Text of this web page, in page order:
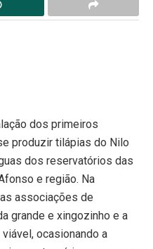
dos primeiros
produzir tilápias do Nilo
dos reservatórios das
e região. Na
associações de
grande e xingozinho e a
ocasionando a